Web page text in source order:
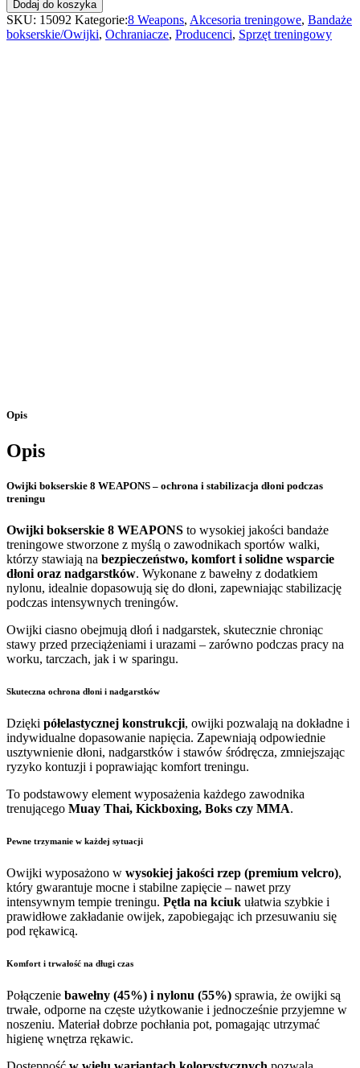
Owijki
Bokserskie
–
Dodaj do koszyka
SKU: 15092 Kategorie:8 Weapons, Akcesoria treningowe, Bandaże
bokserskie/Owijki, Ochraniacze, Producenci, Sprzęt treningowy
Opis
Opis
Owijki bokserskie 8 WEAPONS – ochrona i stabilizacja dłoni podczas
treningu
Owijki bokserskie 8 WEAPONS to wysokiej jakości bandaże
treningowe stworzone z myślą o zawodnikach sportów walki,
którzy stawiają na bezpieczeństwo, komfort i solidne wsparcie
dłoni oraz nadgarstków. Wykonane z bawełny z dodatkiem
nylonu, idealnie dopasowują się do dłoni, zapewniając stabilizację
podczas intensywnych treningów.
Owijki ciasno obejmują dłoń i nadgarstek, skutecznie chroniąc
stawy przed przeciążeniami i urazami – zarówno podczas pracy na
worku, tarczach, jak i w sparingu.
Skuteczna ochrona dłoni i nadgarstków
Dzięki półelastycznej konstrukcji, owijki pozwalają na dokładne i
indywidualne dopasowanie napięcia. Zapewniają odpowiednie
usztywnienie dłoni, nadgarstków i stawów śródręcza, zmniejszając
ryzyko kontuzji i poprawiając komfort treningu.
To podstawowy element wyposażenia każdego zawodnika
trenującego Muay Thai, Kickboxing, Boks czy MMA.
Pewne trzymanie w każdej sytuacji
Owijki wyposażono w wysokiej jakości rzep (premium velcro),
który gwarantuje mocne i stabilne zapięcie – nawet przy
intensywnym tempie treningu. Pętla na kciuk ułatwia szybkie i
prawidłowe zakładanie owijek, zapobiegając ich przesuwaniu się
pod rękawicą.
Komfort i trwałość na długi czas
Połączenie bawełny (45%) i nylonu (55%) sprawia, że owijki są
trwałe, odporne na częste użytkowanie i jednocześnie przyjemne w
noszeniu. Materiał dobrze pochłania pot, pomagając utrzymać
higienę wnętrza rękawic.